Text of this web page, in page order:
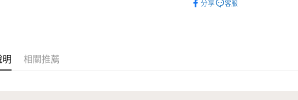
分享 客服
明 相關推薦